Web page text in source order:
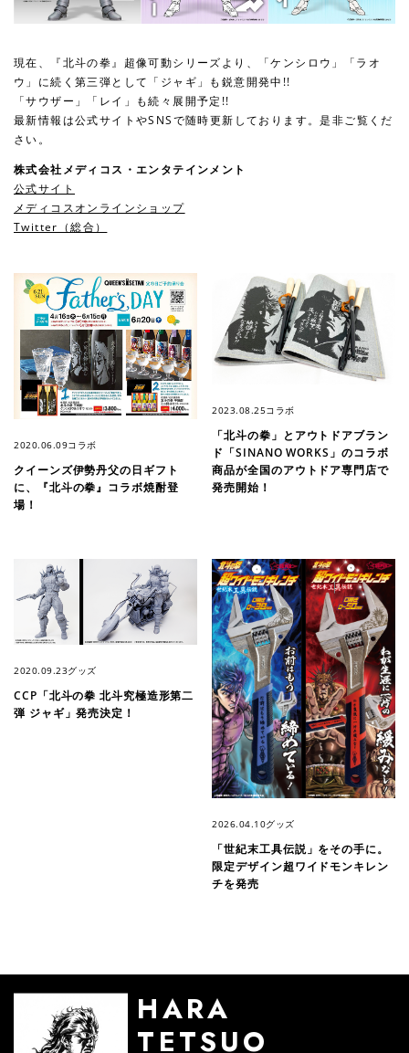
現在、『北斗の拳』超像可動シリーズより、「ケンシロウ」「ラオ
ウ」に続く第三弾として「ジャギ」も鋭意開発中!!
「サウザー」「レイ」も続々展開予定!!
最新情報は公式サイトやSNSで随時更新しております。是非ご覧くだ
さい。
株式会社メディコス・エンタテインメント
公式サイト
メディコスオンラインショップ
Twitter（総合）
2020.06.09コラボ
クイーンズ伊勢丹父の日ギフト
に、『北斗の拳』コラボ焼酎登
場！
2023.08.25コラボ
「北斗の拳」とアウトドアブラン
ド「SINANO WORKS」のコラボ
商品が全国のアウトドア専門店で
発売開始！
2020.09.23グッズ
CCP「北斗の拳 北斗究極造形第二
弾 ジャギ」発売決定！
2026.04.10グッズ
「世紀末工具伝説」をその手に。
限定デザイン超ワイドモンキレン
チを発売
HARA
TETSUO